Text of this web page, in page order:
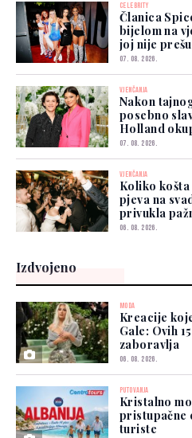
CELEBRITY
Članica
bijelom na
joj nije
07. 08. 2026.
VJENČANJA
Nakon
posebno
Holland
07. 08. 2026.
VJENČANJA
Koliko košta
pjeva na
privukla
06. 08. 2026.
Izdvojeno
MODA
Kreacije
Gale: Ovih
zaboravlja
06. 08. 2026.
PUTOVANJA
Kristalno
pristupačne
turiste